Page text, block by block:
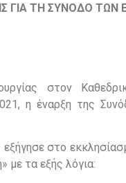
ΓΙΑ ΤΗ ΣΥΝΟΔΟ ΤΩΝ
στον
η έναρξη της
στο
με τα εξής λόγια: